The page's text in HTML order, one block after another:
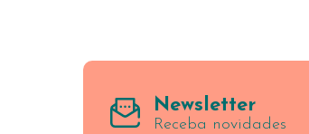
Newsletter
Receba novidades